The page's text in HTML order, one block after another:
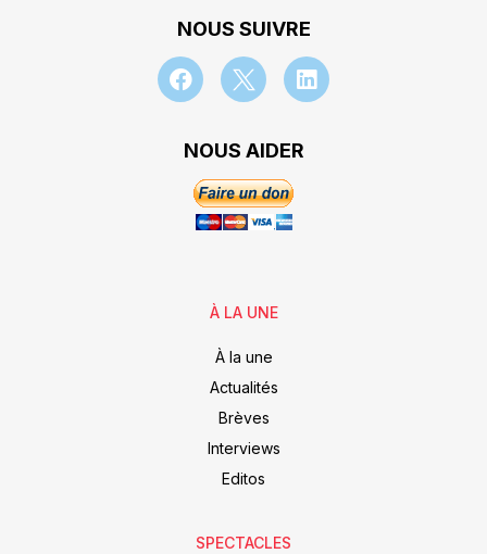
NOUS SUIVRE
NOUS AIDER
À LA UNE
À la une
Actualités
Brèves
Interviews
Editos
SPECTACLES